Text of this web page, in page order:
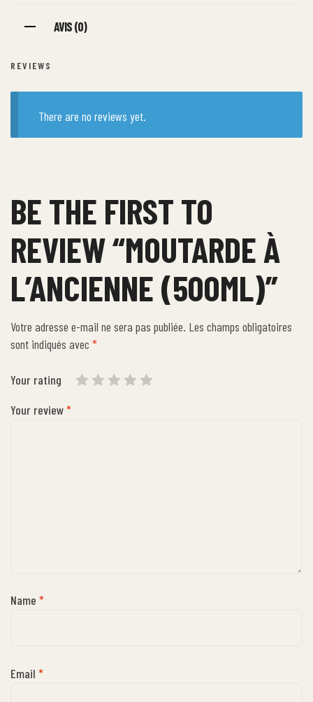
AVIS (0)
REVIEWS
There are no reviews yet.
BE THE FIRST TO
REVIEW “MOUTARDE À
L’ANCIENNE (500ML)”
Votre adresse e-mail ne sera pas publiée. Les champs obligatoires
sont indiqués avec *
Your rating
Your review*
Name *
Email *